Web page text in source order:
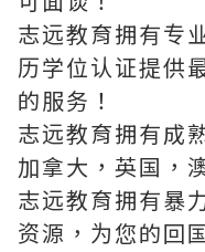
志远教育拥有专
历学位认证提供
的服务！
志远教育拥有成
加拿大，英国，
志远教育拥有暴
资源，为您的回